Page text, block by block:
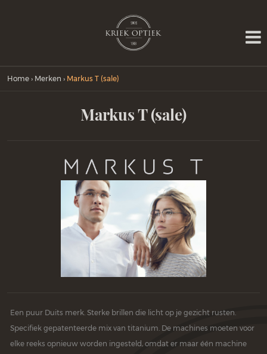
Home › Merken › Markus T (sale)
Markus T (sale)
Een puur Duits merk. Sterke brillen die licht op je gezicht rusten.
Specifiek gepatenteerde mix van titanium. De machines moeten voor
elke reeks opnieuw worden ingesteld, omdat er maar één machine